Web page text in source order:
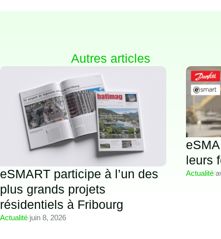
Autres articles
eSMART participe à l’un des
plus grands projets
résidentiels à Fribourg
Actualité/juin 8, 2026
leurs
Actualité/